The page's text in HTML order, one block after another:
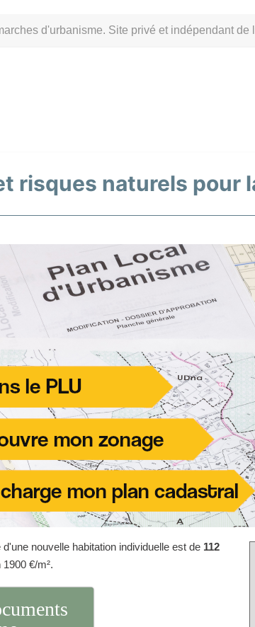
d'urbanisme. Site privé et indépendant de
risques naturels pour
nouvelle habitation individuelle est de 112
€/m².